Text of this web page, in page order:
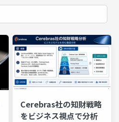
Cerebras社の知財戦略
をビジネス視点で分析